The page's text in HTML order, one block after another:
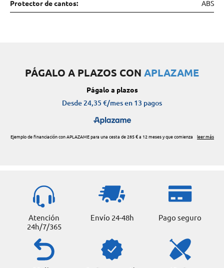
Protector de cantos: ABS
PÁGALO A PLAZOS CON APLAZAME
Atención
24h/7/365
Envío 24-48h Pago seguro